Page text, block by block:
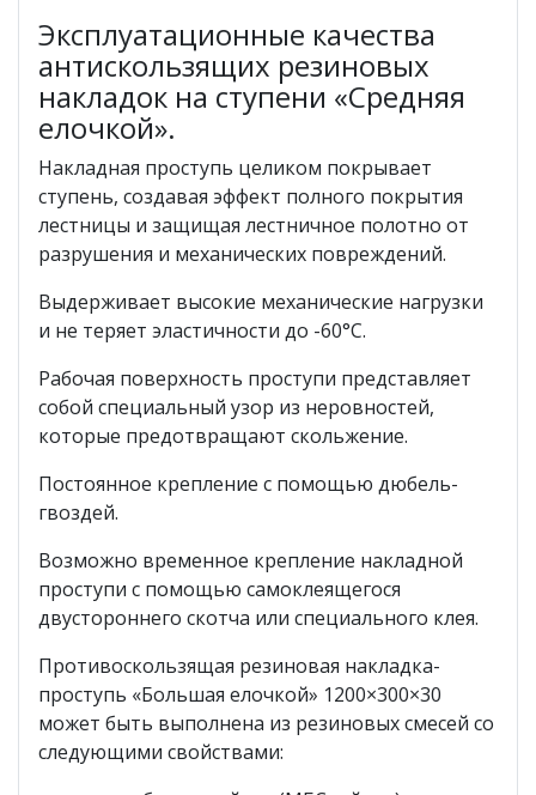
Эксплуатационные качества
антискользящих резиновых
накладок на ступени «Средняя
елочкой».
Накладная проступь целиком покрывает
ступень, создавая эффект полного покрытия
лестницы и защищая лестничное полотно от
разрушения и механических повреждений.
Выдерживает высокие механические нагрузки
и не теряет эластичности до -60°С.
Рабочая поверхность проступи представляет
собой специальный узор из неровностей,
которые предотвращают скольжение.
Постоянное крепление с помощью дюбель-
гвоздей.
Возможно временное крепление накладной
проступи с помощью самоклеящегося
двустороннего скотча или специального клея.
Противоскользящая резиновая накладка-
проступь «Большая елочкой» 1200×300×30
может быть выполнена из резиновых смесей со
следующими свойствами: